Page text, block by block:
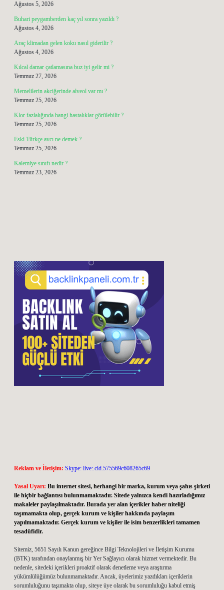
Ağustos 5, 2026
Buhari peygamberden kaç yıl sonra yazıldı ?
Ağustos 4, 2026
Araç klimadan gelen koku nasıl giderilir ?
Ağustos 4, 2026
Kılcal damar çatlamasına buz iyi gelir mi ?
Temmuz 27, 2026
Memelilerin akciğerinde alveol var mı ?
Temmuz 25, 2026
Klor fazlalığında hangi hastalıklar görülebilir ?
Temmuz 25, 2026
Eski Türkçe avcı ne demek ?
Temmuz 25, 2026
Kalemiye sınıfı nedir ?
Temmuz 23, 2026
Reklam ve İletişim: Skype: live:.cid.575569c608265c69
Yasal Uyarı: Bu internet sitesi, herhangi bir marka, kurum veya şahıs şirketi
ile hiçbir bağlantısı bulunmamaktadır. Sitede yalnızca kendi hazırladığımız
makaleler paylaşılmaktadır. Burada yer alan içerikler haber niteliği
taşımamakta olup, gerçek kurum ve kişiler hakkında paylaşım
yapılmamaktadır. Gerçek kurum ve kişiler ile isim benzerlikleri tamamen
tesadüfidir.
Sitemiz, 5651 Sayılı Kanun gereğince Bilgi Teknolojileri ve İletişim Kurumu
(BTK) tarafından onaylanmış bir Yer Sağlayıcı olarak hizmet vermektedir. Bu
nedenle, sitedeki içerikleri proaktif olarak denetleme veya araştırma
yükümlülüğümüz bulunmamaktadır. Ancak, üyelerimiz yazdıkları içeriklerin
sorumluluğunu taşımakta olup, siteye üye olarak bu sorumluluğu kabul etmiş